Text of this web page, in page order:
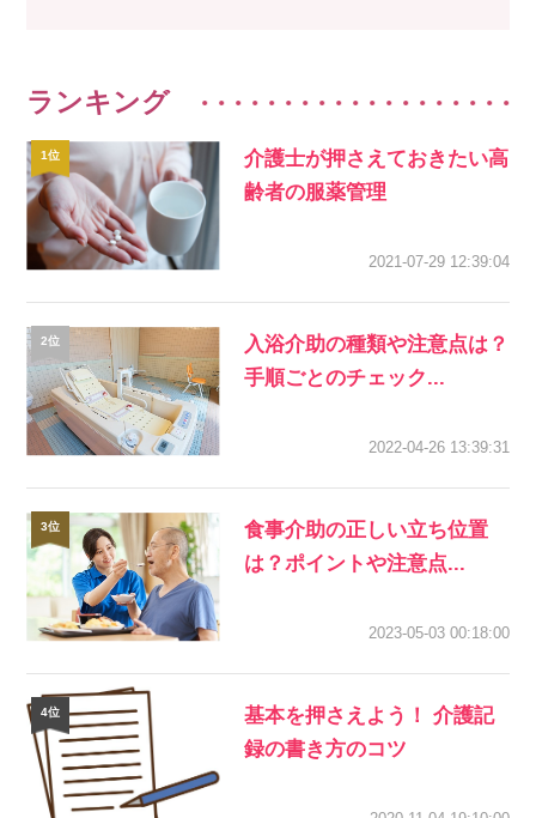
ランキング
介護士が押さえておきたい高
齢者の服薬管理
2021-07-29 12:39:04
入浴介助の種類や注意点は？
手順ごとのチェック...
2022-04-26 13:39:31
食事介助の正しい立ち位置
は？ポイントや注意点...
2023-05-03 00:18:00
基本を押さえよう！ 介護記
録の書き方のコツ